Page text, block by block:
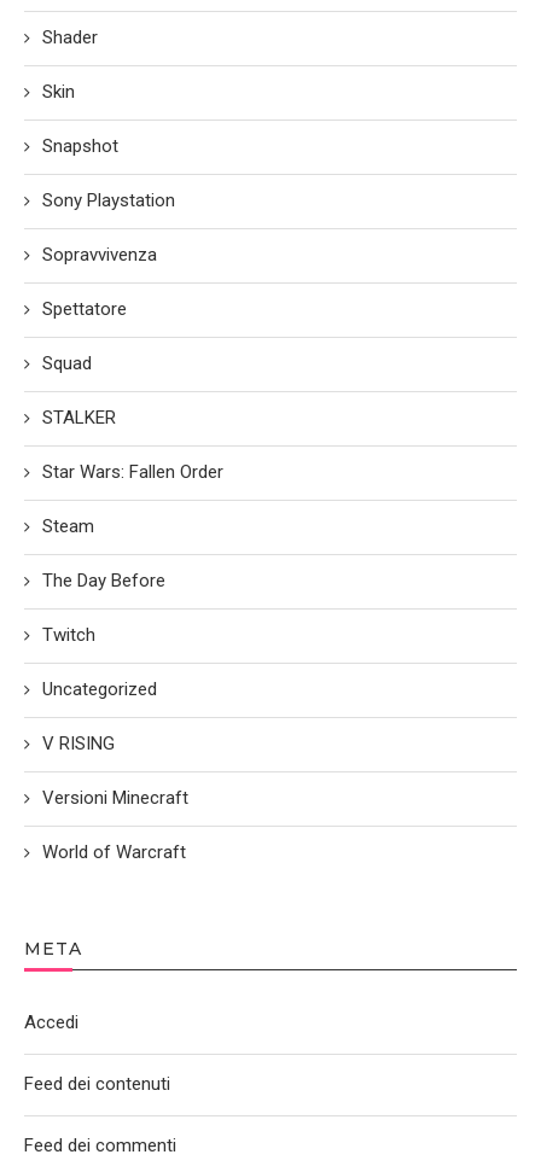
Shader
Skin
Snapshot
Sony Playstation
Sopravvivenza
Spettatore
Squad
STALKER
Star Wars: Fallen Order
Steam
The Day Before
Twitch
Uncategorized
V RISING
Versioni Minecraft
World of Warcraft
META
Accedi
Feed dei contenuti
Feed dei commenti